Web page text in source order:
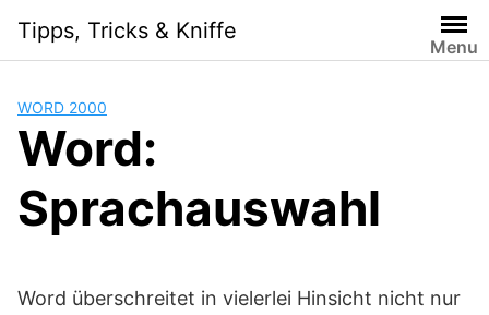
content
Tipps, Tricks & Kniffe
Menu
WORD 2000
Word:
Sprachauswahl
Word überschreitet in vielerlei Hinsicht nicht nur